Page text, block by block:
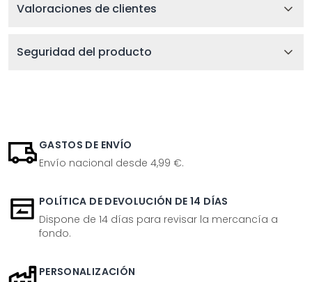
Valoraciones de clientes
Seguridad del producto
GASTOS DE ENVÍO
Envío nacional desde 4,99 €.
POLÍTICA DE DEVOLUCIÓN DE 14 DÍAS
Dispone de 14 días para revisar la mercancía a
fondo.
PERSONALIZACIÓN